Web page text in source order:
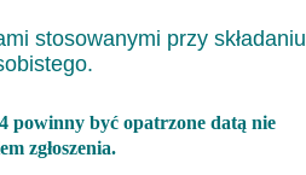
stosowanymi przy składaniu
powinny być opatrzone datą nie
zgłoszenia.